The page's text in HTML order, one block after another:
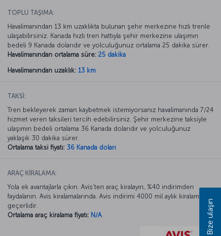
TOPLU TAŞIMA:
Havalimanından 13 km uzaklıkta bulunan şehir merkezine hızlı trenle
ulaşabilirsiniz. Kanada hızlı tren hattıyla şehir merkezine ulaşımın
bedeli 9 Kanada dolarıdır ve yolculuğunuz ortalama 25 dakika sürer.
Havalimanından ortalama süre: 25 dakika
Havalimanından uzaklık: 13 km
TAKSİ:
Tren bekleyerek zaman kaybetmek istemiyorsanız havalimanında 7/24
hizmet veren taksileri tercih edebilirsiniz. Şehir merkezine taksiyle
ulaşımın bedeli ortalama 36 Kanada dolarıdır ve yolculuğunuz
yaklaşık 30 dakika sürer.
Ortalama taksi fiyatı: 36 Kanada doları
ARAÇ KİRALAMA:
Yola ek avantajlarla çıkın. Avis’ten araç kiralayın, %40 indirimden
faydalanın. Avis kiralamalarında. Avis indirimi 4000 mil aylık kiralamada
geçerlidir.
Ortalama araç kiralama fiyatı: N/A Bize ulaşın